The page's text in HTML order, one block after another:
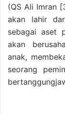
(QS Ali Imran
akan lahir
sebagai aset
akan
anak,
seorang